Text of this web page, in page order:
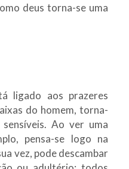
deus torna-se uma
ligado aos prazeres
do homem, torna-
Ao ver uma
pensa-se logo na
vez, pode descambar